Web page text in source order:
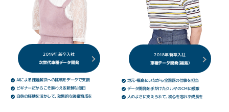
2019年新卒入社
次世代車種データ開発
AIによる課題解決への挑戦をデータで支援
ビギナーだからこそ味わえる新鮮な毎日
自身の経験を活かして、効果的な後輩育成を
2018年新卒入社
車種データ開発（福島）
地元・福島にいながら全国区の仕事を担当
データ開発を手がけたクルマのCMに感激
人のよさに支えられて、初心を忘れず成長を